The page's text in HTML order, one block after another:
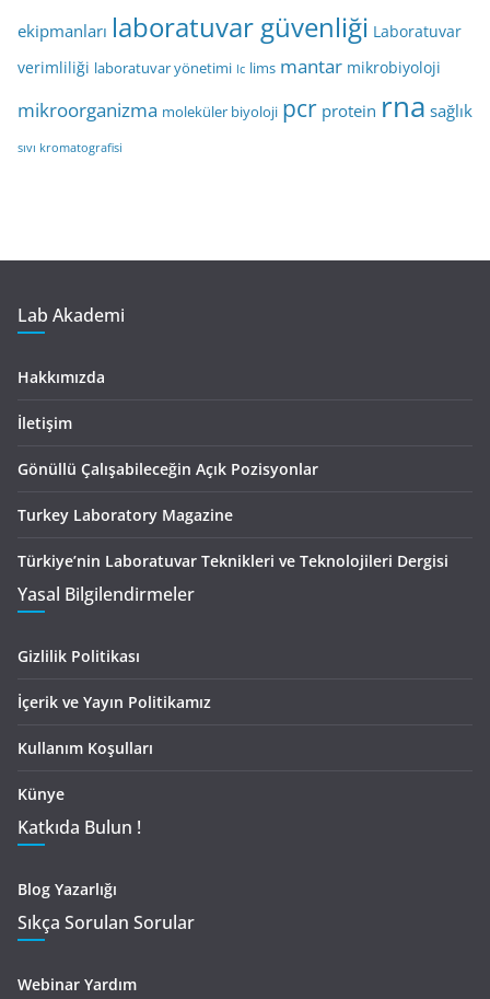
ekipmanları laboratuvar güvenliği Laboratuvar
verimliliği laboratuvar yönetimi lc lims mantar mikrobiyoloji
mikroorganizma moleküler biyoloji pcr protein rna sağlık
sıvı kromatografisi
Lab Akademi
Hakkımızda
İletişim
Gönüllü Çalışabileceğin Açık Pozisyonlar
Turkey Laboratory Magazine
Türkiye’nin Laboratuvar Teknikleri ve Teknolojileri Dergisi
Yasal Bilgilendirmeler
Gizlilik Politikası
İçerik ve Yayın Politikamız
Kullanım Koşulları
Künye
Katkıda Bulun !
Blog Yazarlığı
Sıkça Sorulan Sorular
Webinar Yardım